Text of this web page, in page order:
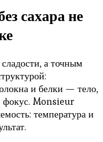
сахара не
а точным
и белки — тело,
фокус. Monsieur
температура и